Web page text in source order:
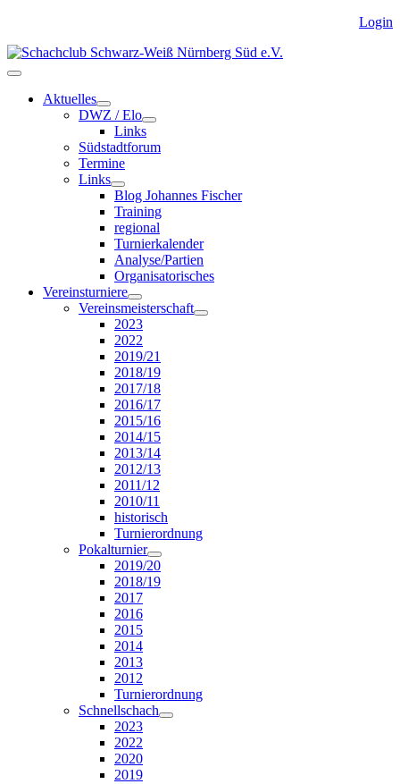
Login
Aktuelles
DWZ / Elo
Links
Südstadtforum
Termine
Links
Blog Johannes Fischer
Training
regional
Turnierkalender
Analyse/Partien
Organisatorisches
Vereinsturniere
Vereinsmeisterschaft
2023
2022
2019/21
2018/19
2017/18
2016/17
2015/16
2014/15
2013/14
2012/13
2011/12
2010/11
historisch
Turnierordnung
Pokalturnier
2019/20
2018/19
2017
2016
2015
2014
2013
2012
Turnierordnung
Schnellschach
2023
2022
2020
2019